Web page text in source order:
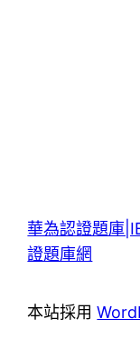
華為認證題庫
證題庫網
本站採用